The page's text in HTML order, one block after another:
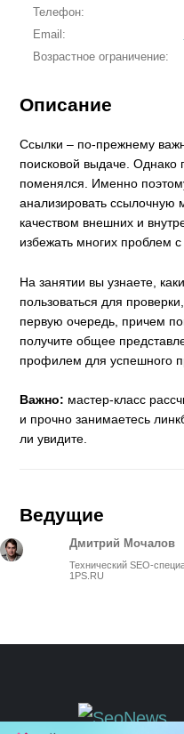
Телефон:
Email:
Возрастное ограничение:
Описание
Ссылки – по-прежнему
поисковой выдаче. Однако
поменялся. Именно
анализировать ссылочную
качеством внешних и
избежать многих проблем
На занятии вы узнаете,
пользоваться для
первую очередь, причем
получите общее
профилем для успешного
Важно: мастер-класс
и прочно занимаетесь
ли увидите.
Ведущие
Дмитрий Мочалов
Технический SEO-
1PS.RU